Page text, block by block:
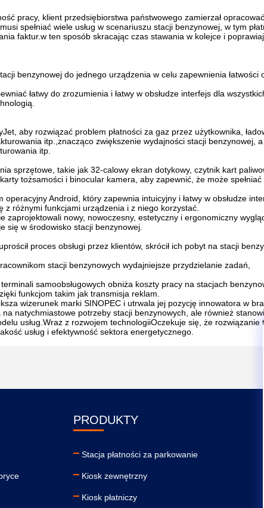
pracy, klient przedsiębiorstwa państwowego zamierzał opracować
spełniać wiele usług w scenariuszu stacji benzynowej, w tym
faktur.w ten sposób skracając czas stawania w kolejce i
benzynowej do jednego urządzenia w celu zapewnienia łatwości
łatwy do zrozumienia i łatwy w obsłudze interfejs dla
aby rozwiązać problem płatności za gaz przez użytkownika,
itp.,znacząco zwiększenie wydajności stacji benzynowej, a
itp.
sprzętowe, takie jak 32-calowy ekran dotykowy, czytnik kart
tożsamości i binocular kamera, aby zapewnić, że może spełniać
Android, który zapewnia intuicyjny i łatwy w obsłudze
różnymi funkcjami urządzenia i z niego korzystać.
nowy, nowoczesny, estetyczny i ergonomiczny
się w środowisko stacji benzynowej.
proces obsługi przez klientów, skrócił ich pobyt na stacji
stacji benzynowych wydajniejsze przydzielanie zadań,
samoobsługowych obniża koszty pracy na stacjach
funkcjom takim jak transmisja reklam.
wizerunek marki SINOPEC i utrwala jej pozycję innowatora w
natychmiastowe potrzeby stacji benzynowych, ale również stanowi
usług.Wraz z rozwojem technologiiOczekuje się, że rozwiązanie to
usług i efektywność sektora energetycznego.
PRODUKTY
Stacja płatności za parkowanie
Kiosk zewnętrzny
Kiosk płatniczy